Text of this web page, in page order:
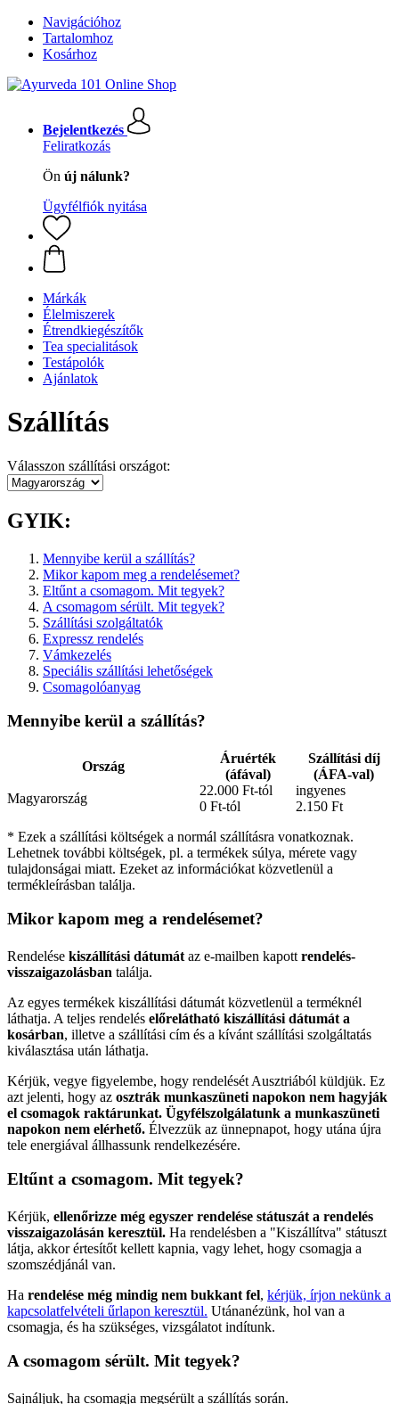
Navigációhoz
Tartalomhoz
Kosárhoz
Bejelentkezés
Feliratkozás
Ön új nálunk?
Ügyfélfiók nyitása
Márkák
Élelmiszerek
Étrendkiegészítők
Tea specialitások
Testápolók
Ajánlatok
Szállítás
Válasszon szállítási országot:
GYIK:
Mennyibe kerül a szállítás?
Mikor kapom meg a rendelésemet?
Eltűnt a csomagom. Mit tegyek?
A csomagom sérült. Mit tegyek?
Szállítási szolgáltatók
Expressz rendelés
Vámkezelés
Speciális szállítási lehetőségek
Csomagolóanyag
Mennyibe kerül a szállítás?
Ország
Áruérték
(áfával)
Szállítási díj
(ÁFA-val)
Magyarország
22.000 Ft-tól
ingyenes
0 Ft-tól
2.150 Ft
* Ezek a szállítási költségek a normál szállításra vonatkoznak.
Lehetnek további költségek, pl. a termékek súlya, mérete vagy
tulajdonságai miatt. Ezeket az információkat közvetlenül a
termékleírásban találja.
Mikor kapom meg a rendelésemet?
Rendelése kiszállítási dátumát az e-mailben kapott rendelés-
visszaigazolásban találja.
Az egyes termékek kiszállítási dátumát közvetlenül a terméknél
láthatja. A teljes rendelés előrelátható kiszállítási dátumát a
kosárban, illetve a szállítási cím és a kívánt szállítási szolgáltatás
kiválasztása után láthatja.
Kérjük, vegye figyelembe, hogy rendelését Ausztriából küldjük. Ez
azt jelenti, hogy az osztrák munkaszüneti napokon nem hagyják
el csomagok raktárunkat. Ügyfélszolgálatunk a munkaszüneti
napokon nem elérhető. Élvezzük az ünnepnapot, hogy utána újra
tele energiával állhassunk rendelkezésére.
Eltűnt a csomagom. Mit tegyek?
Kérjük, ellenőrizze még egyszer rendelése státuszát a rendelés
visszaigazolásán keresztül. Ha rendelésben a "Kiszállítva" státuszt
látja, akkor értesítőt kellett kapnia, vagy lehet, hogy csomagja a
szomszédjánál van.
Ha rendelése még mindig nem bukkant fel, kérjük, írjon nekünk a
kapcsolatfelvételi űrlapon keresztül. Utánanézünk, hol van a
csomagja, és ha szükséges, vizsgálatot indítunk.
A csomagom sérült. Mit tegyek?
Sajnáljuk, ha csomagja megsérült a szállítás során.